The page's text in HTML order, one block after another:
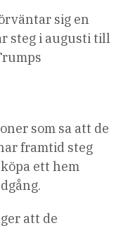
sig en
steg i augusti till
som sa att de
framtid steg
ett hem
att de